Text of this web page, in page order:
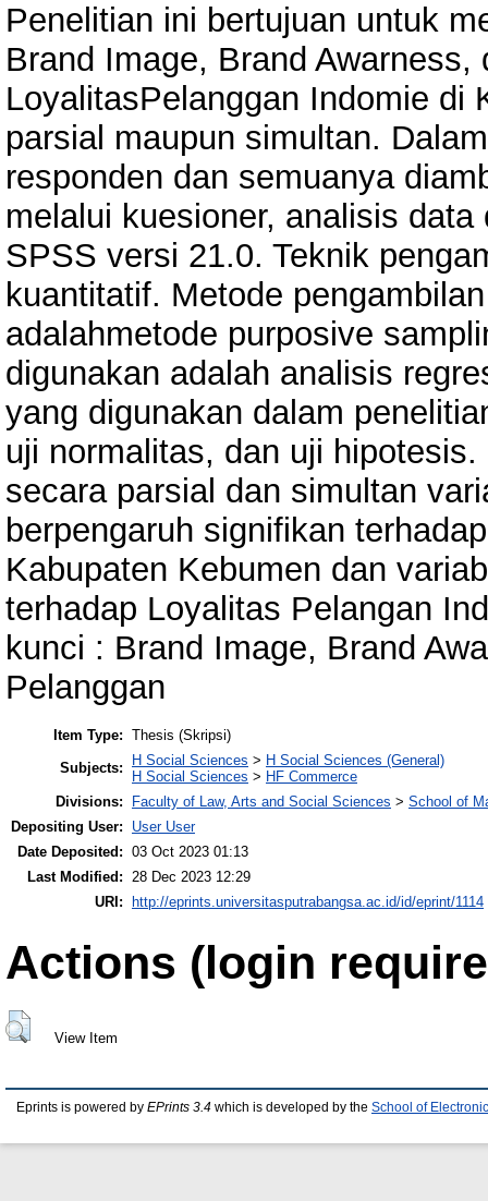
Penelitian ini bertujuan untuk
Brand Image, Brand
LoyalitasPelanggan Indomie di
parsial maupun simultan.
responden dan semuanya
melalui kuesioner, analisis
SPSS versi 21.0. Teknik
kuantitatif. Metode
adalahmetode purposive
digunakan adalah analisis
yang digunakan dalam
uji normalitas, dan uji
secara parsial dan simultan
berpengaruh signifikan
Kabupaten Kebumen dan
terhadap Loyalitas Pelangan
kunci : Brand Image, Brand
Pelanggan
Item Type: Thesis (Skripsi)
Subjects:
H Social Sciences > H Social Sciences (General)
H Social Sciences > HF Commerce
Divisions:
Faculty of Law, Arts and Social Sciences > School of
Depositing User:
User User
Date Deposited: 03 Oct 2023 01:13
Last Modified: 28 Dec 2023 12:29
URI:
http://eprints.universitasputrabangsa.ac.id/id/eprint/1114
Actions (login
View Item
Eprints is powered by EPrints 3.4 which is developed by the School of